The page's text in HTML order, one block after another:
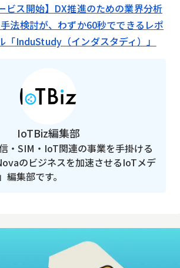
ビス開始】DX推進のための業界分析
法検討が、わずか60秒でできるレポ
「InduStudy（インダスタディ）」
IoTBiz編集部
・SIM・IoT関連の事業を手掛ける
のビジネスを加速させるIoTメデ
集部です。